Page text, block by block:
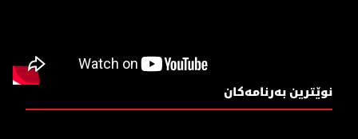
نوێترین بەرنامەکان